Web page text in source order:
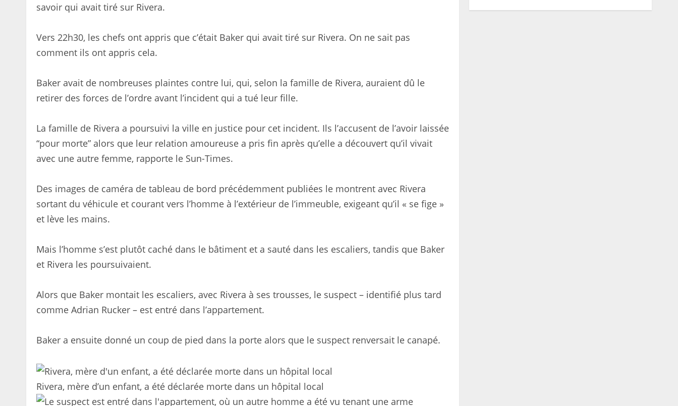
savoir qui avait tiré sur Rivera.
Vers 22h30, les chefs ont appris que c’était Baker qui avait tiré sur Rivera. On ne sait pas
comment ils ont appris cela.
Baker avait de nombreuses plaintes contre lui, qui, selon la famille de Rivera, auraient dû le
retirer des forces de l’ordre avant l’incident qui a tué leur fille.
La famille de Rivera a poursuivi la ville en justice pour cet incident. Ils l’accusent de l’avoir laissée
“pour morte” alors que leur relation amoureuse a pris fin après qu’elle a découvert qu’il vivait
avec une autre femme, rapporte le Sun-Times.
Des images de caméra de tableau de bord précédemment publiées le montrent avec Rivera
sortant du véhicule et courant vers l’homme à l’extérieur de l’immeuble, exigeant qu’il « se fige »
et lève les mains.
Mais l’homme s’est plutôt caché dans le bâtiment et a sauté dans les escaliers, tandis que Baker
et Rivera les poursuivaient.
Alors que Baker montait les escaliers, avec Rivera à ses trousses, le suspect – identifié plus tard
comme Adrian Rucker – est entré dans l’appartement.
Baker a ensuite donné un coup de pied dans la porte alors que le suspect renversait le canapé.
Rivera, mère d’un enfant, a été déclarée morte dans un hôpital local